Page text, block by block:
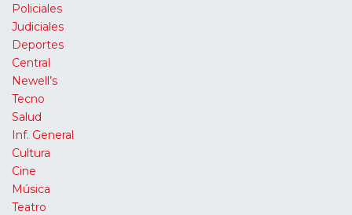
Policiales
Judiciales
Deportes
Central
Newell’s
Tecno
Salud
Inf. General
Cultura
Cine
Música
Teatro